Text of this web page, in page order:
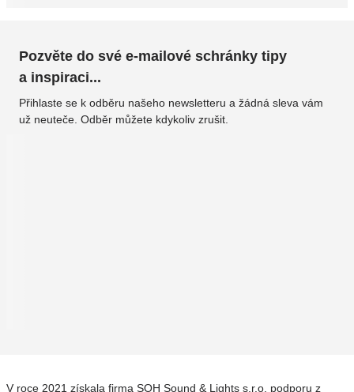
Pozvěte do své e-mailové schránky tipy
a inspiraci...
Přihlaste se k odběru našeho newsletteru a žádná sleva vám
už neuteče. Odběr můžete kdykoliv zrušit.
V roce 2021 získala firma SOH Sound & Lights s.r.o. podporu z